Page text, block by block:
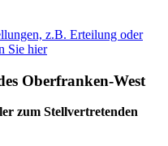
z.B. Erteilung oder
Sie hier
Oberfranken-West
zum Stellvertretenden